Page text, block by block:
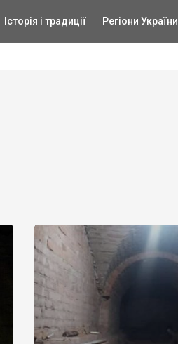
Історія і традиції Регіони України